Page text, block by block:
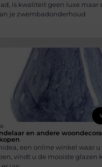
is kwaliteit geen luxe maar
je zwembadonderhoud
en andere
een online winkel waar
vindt u de mooiste glazen